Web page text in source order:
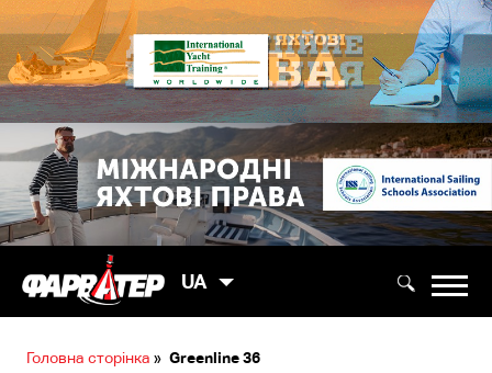
UA
Головна сторінка » Greenline 36